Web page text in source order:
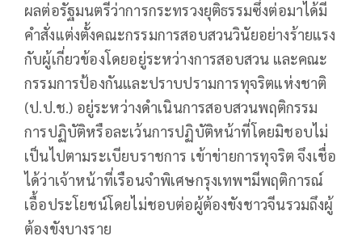
ผลต่อรัฐมนตรีว่าการกระทรวงยุติธรรมซึ่งต่อมาได้มี
คำสั่งแต่งตั้งคณะกรรมการสอบสวนวินัยอย่างร้ายแรง
กับผู้เกี่ยวข้องโดยอยู่ระหว่างการสอบสวน และคณะ
กรรมการป้องกันและปราบปรามการทุจริตแห่งชาติ
(ป.ป.ช.) อยู่ระหว่างดำเนินการสอบสวนพฤติกรรม
การปฏิบัติหรือละเว้นการปฏิบัติหน้าที่โดยมิชอบไม่
เป็นไปตามระเบียบราชการ เข้าข่ายการทุจริต จึงเชื่อ
ได้ว่าเจ้าหน้าที่เรือนจำพิเศษกรุงเทพฯมีพฤติการณ์
เอื้อประโยชน์โดยไม่ชอบต่อผู้ต้องขังชาวจีนรวมถึงผู้
ต้องขังบางราย